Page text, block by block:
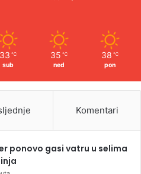
33 ℃
sub
35 ℃
ned
38 ℃
pon
Komentari
ponovo gasi vatru u selima